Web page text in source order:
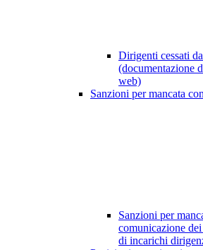
Dirigenti cessati
(documentazione
web)
Sanzioni per mancata
Sanzioni per
comunicazione
di incarichi